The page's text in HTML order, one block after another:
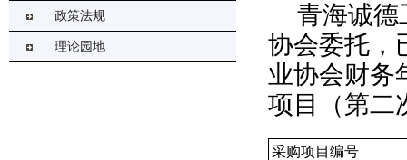
政策法规
理论园地
青海诚德
协会委托，
业协会财务
项目（第二
采购项目编号